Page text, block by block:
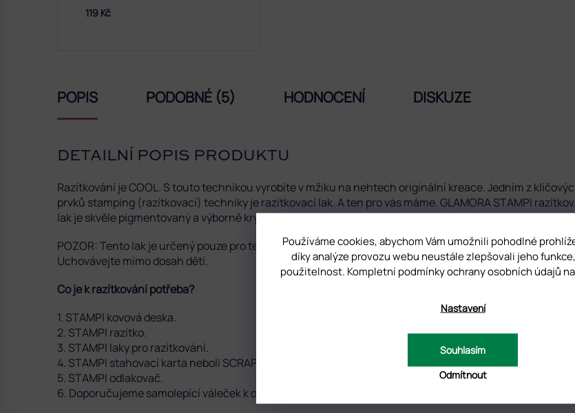
Používáme cookies, abychom Vám umožnili pohodlné
díky analýze provozu webu neustále zlepšovali jeho
použitelnost. Kompletní podmínky ochrany osobních údajů
Nastavení
Odmítnout
Souhlasím
119 Kč
POPIS PODOBNÉ (5) HODNOCENÍ DISKUZE
DETAILNÍ POPIS PRODUKTU
Razítkování je COOL. S touto technikou vyrobíte v mžiku na nehtech originální kreace. Jedním z
prvků stamping (razítkovací) techniky je razítkovací lak. A ten pro vás máme. GLAMORA STAMPI
lak je skvěle pigmentovaný a výborně kryje. Je vhodný pro razítkování i na tmavé odstíny barev.
POZOR: Tento lak je určený pouze pro techniku razítkování. Neaplikujte jej na přírodní nehty.
Uchovávejte mimo dosah dětí.
Co je k razítkování potřeba?
1. STAMPI kovová deska.
2. STAMPI razítko.
3. STAMPI laky pro razítkování.
4. STAMPI stahovací karta neboli SCRAPER.
5. STAMPI odlakovač.
6. Doporučujeme samolepící váleček k očištění silikonového razítka. GLAMORA ROLLER.